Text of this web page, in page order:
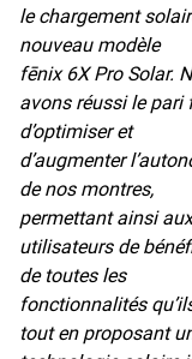
le chargement
nouveau modèle
fēnix 6X Pro Solar.
avons réussi le pari
d’optimiser et
d’augmenter
de nos montres,
permettant ainsi aux
utilisateurs de
de toutes les
fonctionnalités
tout en proposant